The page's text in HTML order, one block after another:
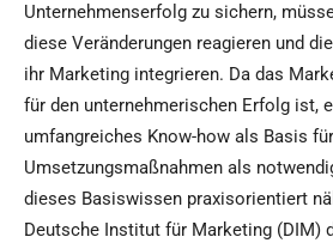
Unternehmenserfolg zu sichern,
diese Veränderungen reagieren und
ihr Marketing integrieren. Da das
für den unternehmerischen Erfolg ist,
umfangreiches Know-how als Basis
Umsetzungsmaßnahmen als
dieses Basiswissen praxisorientiert
Deutsche Institut für Marketing (DIM)